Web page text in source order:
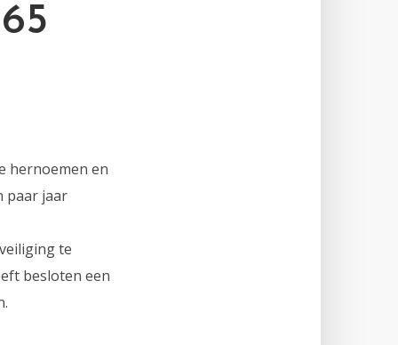
hernoemen en
paar jaar
te
besloten een